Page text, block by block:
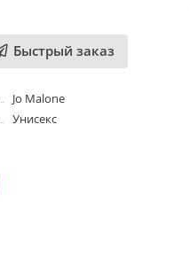
Быстрый заказ
Jo Malone
Унисекс